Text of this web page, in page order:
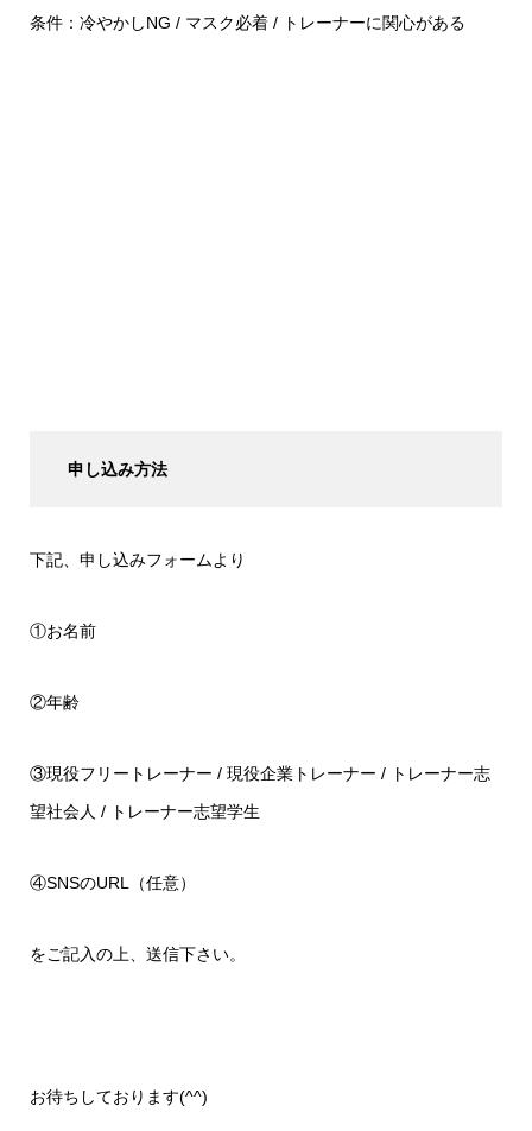
条件：冷やかしNG / マスク必着 / トレーナーに関心がある
申し込み方法
下記、申し込みフォームより
①お名前
②年齢
③現役フリートレーナー / 現役企業トレーナー / トレーナー志
望社会人 / トレーナー志望学生
④SNSのURL（任意）
をご記入の上、送信下さい。
お待ちしております(^^)